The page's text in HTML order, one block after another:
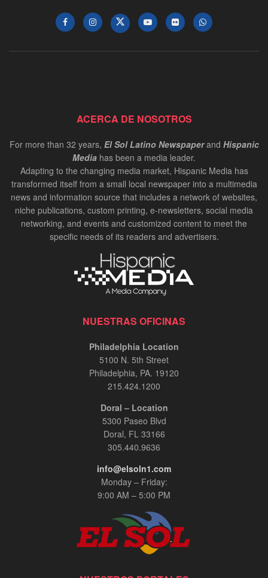
ACERCA DE NOSOTROS
For more than 32 years, El Sol Latino Newspaperand Hispanic
Media has been a media leader.
Adapting to the changing media market, Hispanic Media has
transformed itself from a small local newspaper into a multimedia
news and information source that includes a network of websites,
niche publications, custom printing, e-newsletters, social media
networking, and events and customized content to meet the
specific needs of its readers and advertisers.
NUESTRAS OFICINAS
Philadelphia Location
5100 N. 5th Street
Philadelphia, PA. 19120
215.424.1200
Doral – Location
5300 Paseo Blvd
Doral, FL 33166
305.440.9636
info@elsoln1.com
Monday – Friday:
9:00 AM – 5:00 PM